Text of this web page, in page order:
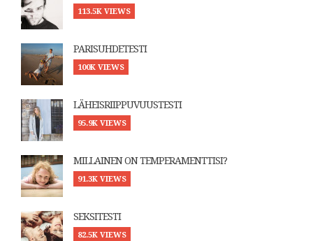
113.5K VIEWS
PARISUHDETESTI
100K VIEWS
LÄHEISRIIPPUVUUSTESTI
95.9K VIEWS
MILLAINEN ON TEMPERAMENTTISI?
91.3K VIEWS
SEKSITESTI
82.5K VIEWS